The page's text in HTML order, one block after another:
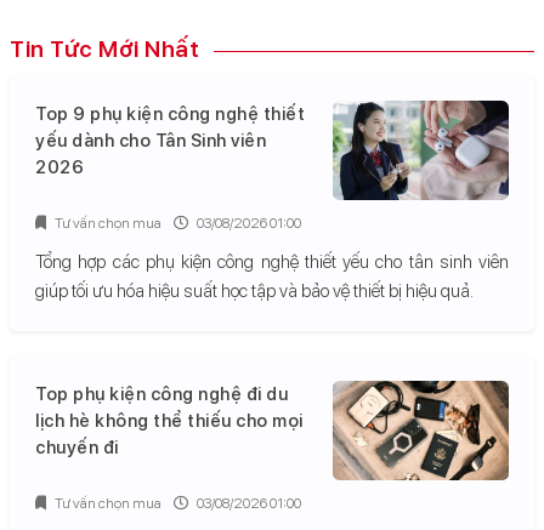
Tin Tức Mới Nhất
Top 9 phụ kiện công nghệ thiết
yếu dành cho Tân Sinh viên
2026
Tổng hợp các phụ kiện công nghệ thiết yếu cho tân sinh viên
giúp tối ưu hóa hiệu suất học tập và bảo vệ thiết bị hiệu quả.
Tư vấn chọn mua 03/08/2026 01:00
Top phụ kiện công nghệ đi du
lịch hè không thể thiếu cho mọi
chuyến đi
Tư vấn chọn mua 03/08/2026 01:00